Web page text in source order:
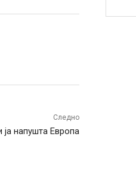
Следно
напушта Европа